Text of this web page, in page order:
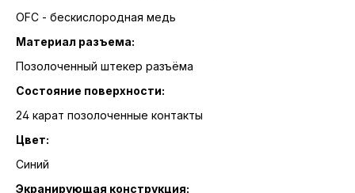
OFC - бескислородная медь
Материал разъема:
Позолоченный штекер разъёма
Состояние поверхности:
24 карат позолоченные контакты
Цвет:
Синий
Экранирующая конструкция: